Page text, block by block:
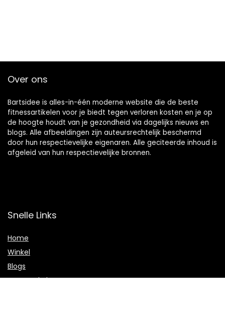
Over ons
Bartsidee is alles-in-één moderne website die de beste
fitnessartikelen voor je biedt tegen verloren kosten en je op
de hoogte houdt van je gezondheid via dagelijks nieuws en
blogs. Alle afbeeldingen zijn auteursrechtelijk beschermd
door hun respectievelijke eigenaren. Alle geciteerde inhoud is
afgeleid van hun respectievelijke bronnen.
Snelle Links
Home
Winkel
Blogs
Onze webshops